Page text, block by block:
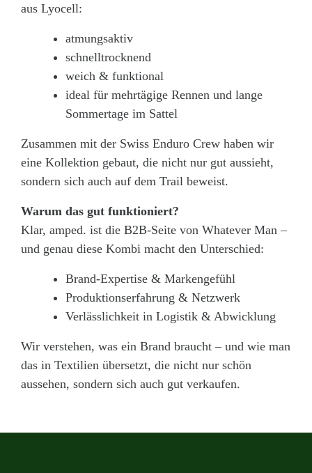
aus Lyocell:
atmungsaktiv
schnelltrocknend
weich & funktional
ideal für mehrtägige Rennen und lange
Sommertage im Sattel
Zusammen mit der Swiss Enduro Crew haben wir
eine Kollektion gebaut, die nicht nur gut aussieht,
sondern sich auch auf dem Trail beweist.
Warum das gut funktioniert?
Klar, amped. ist die B2B-Seite von Whatever Man –
und genau diese Kombi macht den Unterschied:
Brand-Expertise & Markengefühl
Produktionserfahrung & Netzwerk
Verlässlichkeit in Logistik & Abwicklung
Wir verstehen, was ein Brand braucht – und wie man
das in Textilien übersetzt, die nicht nur schön
aussehen, sondern sich auch gut verkaufen.